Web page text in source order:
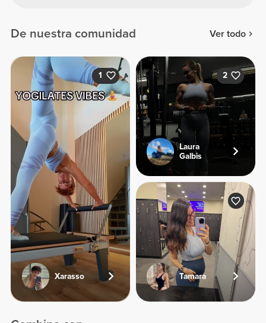
De nuestra comunidad Ver todo
1
Xarasso
2
Laura
Galbis
Tamara